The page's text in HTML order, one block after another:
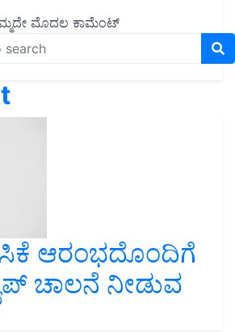
ಆರಂಭದೊಂದಿಗೆ
ಚಾಲನೆ ನೀಡುವ